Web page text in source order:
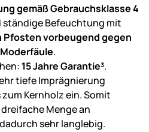
gemäß Gebrauchsklasse 4
Befeuchtung mit
vorbeugend gegen
.
15 Jahre Garantie³.
tiefe Imprägnierung
Kernholz ein. Somit
Menge an
sehr langlebig.